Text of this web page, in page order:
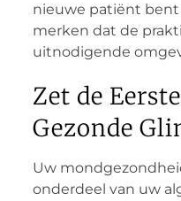
nieuwe patiënt bent
merken dat de
uitnodigende
Zet de
Gezonde
Uw
onderdeel van uw